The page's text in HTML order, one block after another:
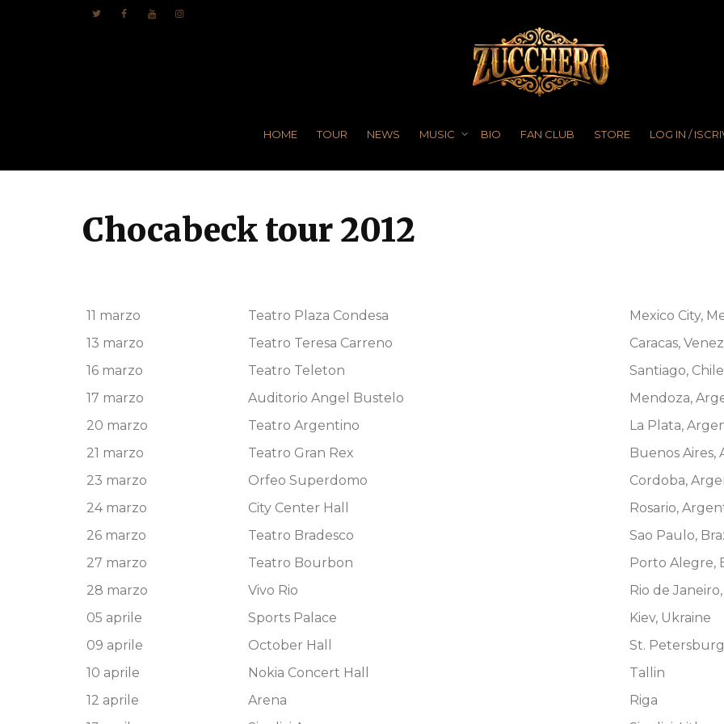
HOME TOUR NEWS MUSIC BIO FAN CLUB STORE LOG IN /
Chocabeck tour 2012
11 marzo Teatro Plaza Condesa
Mexico City,
13 marzo
Teatro Teresa Carreno
Caracas,
16 marzo
Teatro Teleton
Santiago, Chile
17 marzo
Auditorio Angel Bustelo
Mendoza,
20 marzo
Teatro Argentino
La Plata,
21 marzo
Teatro Gran Rex
Buenos Aires,
23 marzo
Orfeo Superdomo
Cordoba,
24 marzo
City Center Hall
Rosario,
26 marzo
Teatro Bradesco
Sao Paulo,
27 marzo
Teatro Bourbon
Porto Alegre,
28 marzo
Vivo Rio
Rio de Janeiro,
05 aprile
Sports Palace
Kiev, Ukraine
09 aprile
October Hall
St. Petersburg
10 aprile
Nokia Concert Hall
Tallin
12 aprile
Arena
Riga